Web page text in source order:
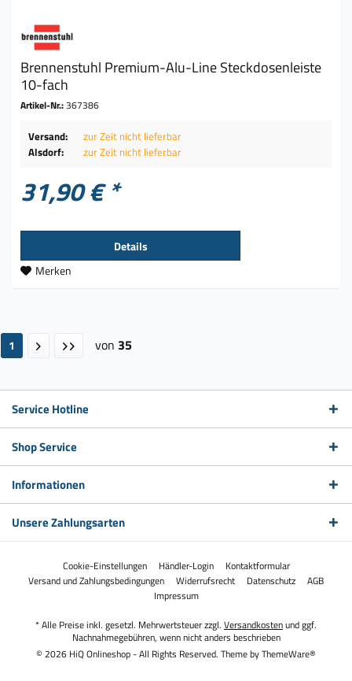
Brennenstuhl Premium-Alu-Line Steckdosenleiste
10-fach
Artikel-Nr.:367386
Versand:
zur Zeit nicht lieferbar
Alsdorf:
zur Zeit nicht lieferbar
31,90 € *
Details
Merken
1 von 35
Service Hotline
Shop Service
Informationen
Unsere Zahlungsarten
Cookie-Einstellungen Händler-Login
Kontaktformular
Versand und Zahlungsbedingungen
Widerrufsrecht Datenschutz
AGB
Impressum
* Alle Preise inkl. gesetzl. Mehrwertsteuer zzgl. Versandkostenund ggf.
Nachnahmegebühren, wenn nicht anders beschrieben
© 2026 HiQ Onlineshop - All Rights Reserved. Theme byThemeWare®